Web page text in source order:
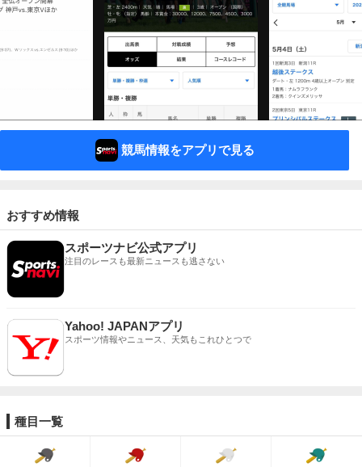
競馬情報をアプリで見る
おすすめ情報
スポーツナビ公式アプリ
注目のレースも最新ニュースも逃さない
Yahoo! JAPANアプリ
スポーツ情報やニュース、天気もこれひとつで
種目一覧